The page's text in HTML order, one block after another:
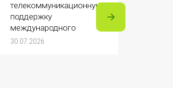
телекоммуникационную
поддержку
международного
турнира «Игры
30.07.2026